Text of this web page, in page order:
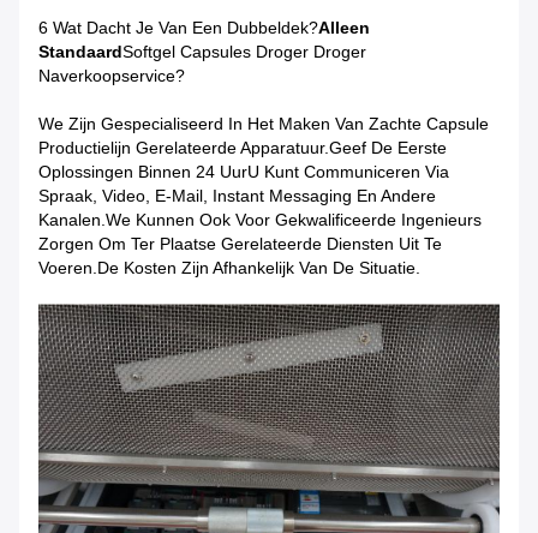
6 Wat Dacht Je Van Een Dubbeldek?Alleen
StandaardSoftgel Capsules Droger Droger
Naverkoopservice?
We Zijn Gespecialiseerd In Het Maken Van Zachte Capsule
Productielijn Gerelateerde Apparatuur.Geef De Eerste
Oplossingen Binnen 24 UurU Kunt Communiceren Via
Spraak, Video, E-Mail, Instant Messaging En Andere
Kanalen.We Kunnen Ook Voor Gekwalificeerde Ingenieurs
Zorgen Om Ter Plaatse Gerelateerde Diensten Uit Te
Voeren.De Kosten Zijn Afhankelijk Van De Situatie.